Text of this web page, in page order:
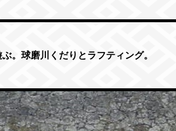
。 球磨川くだりとラフティング。